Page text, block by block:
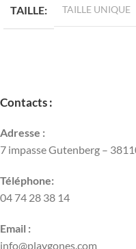
TAILLE
TAILLE UNIQUE
Contacts :
Adresse :
7 impasse Gutenberg –
Téléphone:
04 74 28 38 14
Email :
info@playgones.com